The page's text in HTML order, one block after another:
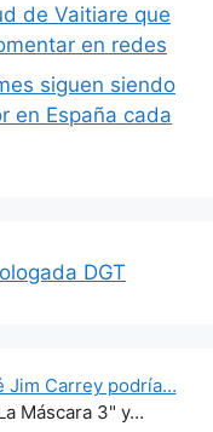
de Vaitiare que
en redes
siguen siendo
en España cada
DGT
Jim Carrey podría…
Máscara 3" y…